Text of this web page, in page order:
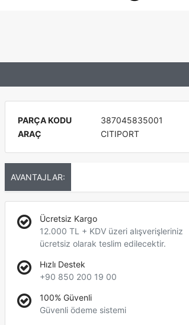
PARÇA KODU
387045835001
ARAÇ
CITIPORT
AVANTAJLAR:
Ücretsiz Kargo
12.000 TL + KDV üzeri alışverişleriniz
ücretsiz olarak teslim edilecektir.
Hızlı Destek
+90 850 200 19 00
100% Güvenli
Güvenli ödeme sistemi